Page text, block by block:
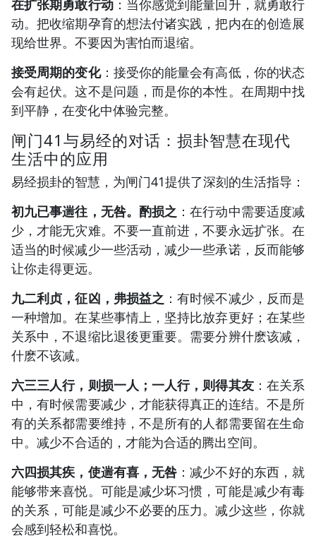
在扩张期勇敢行动：当你感觉到能量回升，就勇敢行
动。把收缩期孕育的想法付诸实践，把内在的创造展
现给世界。不要因为害怕而退缩。
接受周期的变化：接受你的能量会有高低，你的状态
会有起伏。这不是问题，而是你的本性。在周期中找
到平静，在变化中体验完整。
闸门41与易经的对话：损卦智慧在现代
生活中的应用
易经损卦的智慧，为闸门41提供了深刻的生活指导：
初九已事遄往，无咎。酌损之 ：在行动中需要适度减
少，才能无灾难。不要一直前进，不要永远扩张。在
适当的时候减少一些活动，减少一些承诺，反而能够
让你走得更远。
九二利贞，征凶，弗损益之 ：有时候不减少，反而是
一种增加。在某些事情上，坚持比放弃更好；在某些
关系中，不退缩比退後更重要。需要分辨什麽该减，
什麽不该减。
六三三人行，则损一人；一人行，则得其友：在关系
中，有时候需要减少，才能获得真正的连结。不是所
有的关系都需要维持，不是所有的人都需要留在生命
中。减少不合适的，才能为合适的腾出空间。
六四损其疾，使遄有喜，无咎 ：减少不好的东西，就
能够带来喜悦。可能是减少坏习惯，可能是减少有毒
的关系，可能是减少不必要的压力。减少这些，你就
会感到轻松和喜悦。